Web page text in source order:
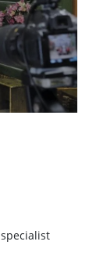
specialist